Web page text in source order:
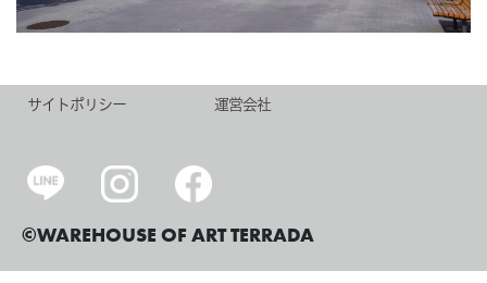
サイトポリシー 運営会社
©WAREHOUSE OF ART TERRADA